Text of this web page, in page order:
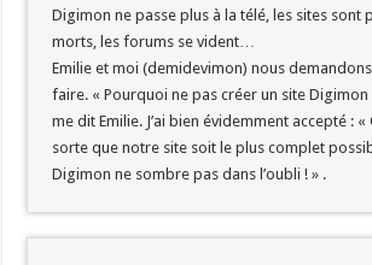
Digimon ne passe plus à la télé, les sites sont
morts, les forums se vident…
Emilie et moi (demidevimon) nous
faire. « Pourquoi ne pas créer un site Digimon
me dit Emilie. J’ai bien évidemment accepté :
sorte que notre site soit le plus complet
Digimon ne sombre pas dans l’oubli ! » .